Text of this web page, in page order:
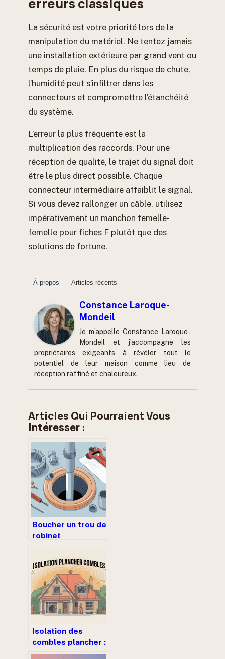
La sécurité est votre priorité lors de la
manipulation du matériel. Ne tentez jamais
une installation extérieure par grand vent ou
temps de pluie. En plus du risque de chute,
l’humidité peut s’infiltrer dans les
connecteurs et compromettre l’étanchéité
du système.
L’erreur la plus fréquente est la
multiplication des raccords. Pour une
réception de qualité, le trajet du signal doit
être le plus direct possible. Chaque
connecteur intermédiaire affaiblit le signal.
Si vous devez rallonger un câble, utilisez
impérativement un manchon femelle-
femelle pour fiches F plutôt que des
solutions de fortune.
À propos Articles récents
Constance Laroque-
Mondeil
Je m’appelle Constance Laroque-
Mondeil et j’accompagne les
propriétaires exigeants à révéler tout le
potentiel de leur maison comme lieu de
réception raffiné et chaleureux.
Articles Qui Pourraient Vous
Intéresser :
Boucher un trou de
robinet
méthodes simples
et durables
Isolation des
combles plancher :
guide complet